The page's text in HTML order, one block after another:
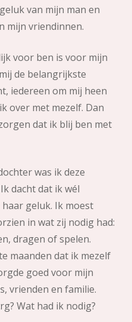
van mijn man en
mijn vriendinnen.
voor ben is voor mijn
de belangrijkste
iedereen om mij heen
over met mezelf. Dan
dat ik blij ben met
was ik deze
dacht dat ik wél
geluk. Ik moest
in wat zij nodig had:
dragen of spelen.
maanden dat ik mezelf
goed voor mijn
vrienden en familie.
Wat had ik nodig?